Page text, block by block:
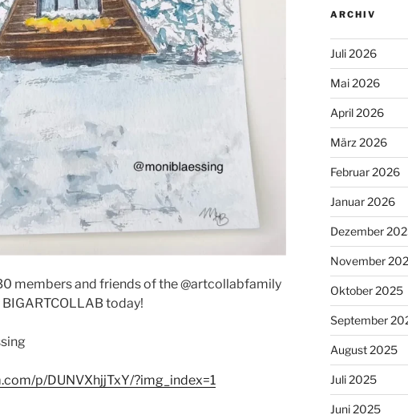
members and friends of the @artcollabfamily
today!
p/DUNVXhjjTxY/?img_index=1
ARCHIV
Juli 2026
Mai 2026
April 2026
März 2026
Februar 2026
Januar 2026
Dezember
November
Oktober 2025
September
August 2025
Juli 2025
Juni 2025